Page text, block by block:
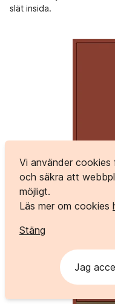
Vi använder
och säkra att
möjligt.
Läs mer om cookies
Stäng
Jag
slät insida.